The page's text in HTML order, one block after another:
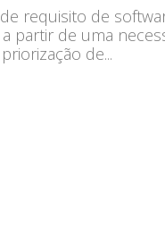
requisito de
partir de uma
de...